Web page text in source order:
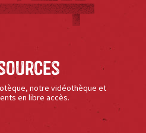
notre vidéothèque et
en libre accès.